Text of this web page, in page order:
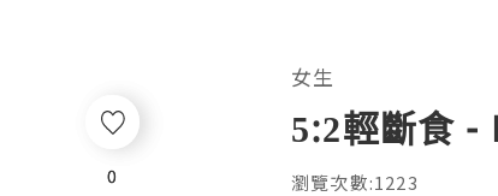
0
女生
5:2輕斷食
瀏覽次數:1223
0